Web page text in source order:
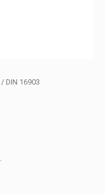
/ DIN 16903